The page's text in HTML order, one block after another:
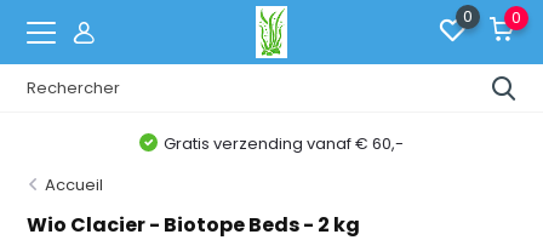
0 0
Gratis verzending vanaf € 60,-
Accueil
Wio Clacier - Biotope Beds - 2 kg